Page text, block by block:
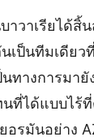
วาเรียได้สิ้
ป็นทีมเดียว
ทางการมา
นที่ได้แบบไ
รมันอย่าง